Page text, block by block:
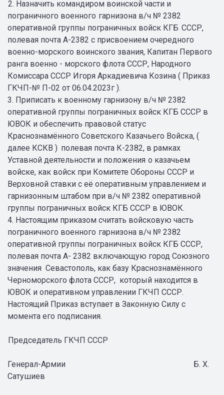
2. Назначить командиром воинской части и
пограничного военного гарнизона в/ч № 2382
оперативной группы пограничных войск КГБ СССР,
полевая почта А-2382 с присвоением очередного
военно-морского воинского звания, Капитан Первого
ранга военно - морского флота СССР, Народного
Комиссара СССР Игоря Аркадиевича Козина ( Приказ
ГКЧП-№ П-02 от 06.04.2023г ).
3. Приписать к военному гарнизону в/ч № 2382
оперативной группы пограничных войск КГБ СССР в
ЮВОК и обеспечить правовой статус
Краснознамённого Советского Казачьего Войска, (
далее КСКВ ) полевая почта К-2382, в рамках
Уставной деятельности и положения о казачьем
войске, как войск при Комитете Обороны СССР и
Верховной ставки с её оперативным управлением и
гарнизонным штабом при в/ч № 2382 оперативной
группы пограничных войск КГБ СССР в ЮВОК.
4. Настоящим приказом считать войсковую часть
пограничного военного гарнизона в/ч № 2382
оперативной группы пограничных войск КГБ СССР,
полевая почта А- 2382 включающую город Союзного
значения Севастополь, как базу Краснознамённого
Черноморского флота СССР, который находится в
ЮВОК и оперативном управлении ГКЧП СССР.
Настоящий Приказ вступает в Законную Силу с
момента его подписания.
Председатель ГКЧП СССР
Генерал-Армии Б. Х.
Сатушиев